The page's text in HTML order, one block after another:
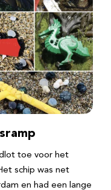
toe voor het
schip was net
en had een lange